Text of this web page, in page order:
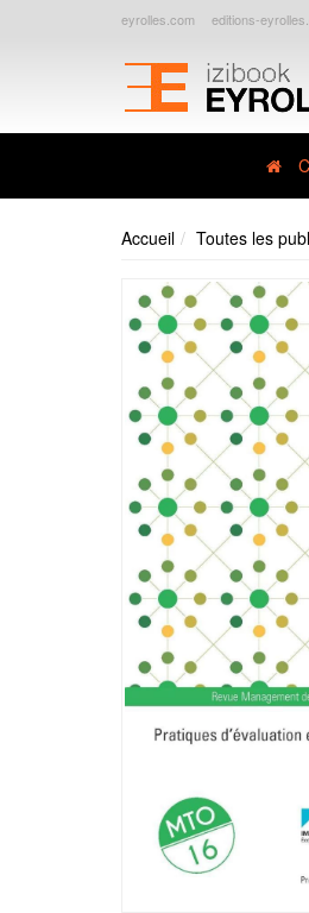
eyrolles.com editions-
Accueil Toutes les